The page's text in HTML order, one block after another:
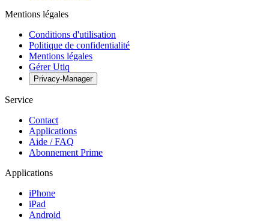
Mentions légales
Conditions d'utilisation
Politique de confidentialité
Mentions légales
Gérer Utiq
Privacy-Manager
Service
Contact
Applications
Aide / FAQ
Abonnement Prime
Applications
iPhone
iPad
Android